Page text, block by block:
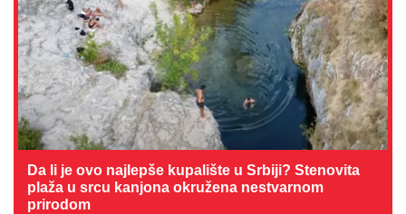
Da li je ovo najlepše kupalište u Srbiji? Stenovita
plaža u srcu kanjona okružena nestvarnom
prirodom